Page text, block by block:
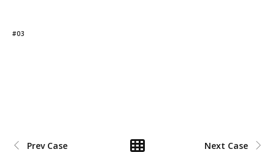
#03
Prev Case Next Case